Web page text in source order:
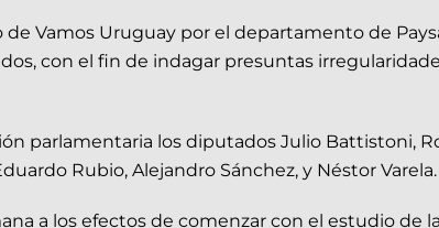
Vamos Uruguay por el departamento de
con el fin de indagar presuntas
parlamentaria los diputados Julio Battistoni,
Rubio, Alejandro Sánchez, y Néstor Varela.
a los efectos de comenzar con el estudio